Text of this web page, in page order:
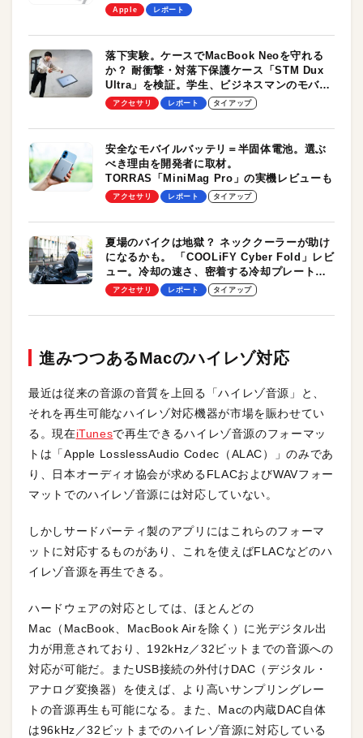
Apple レポート
落下実験。ケースでMacBook Neoを守れる
か？ 耐衝撃・対落下保護ケース「STM Dux
Ultra」を検証。学生、ビジネスマンのモバイ
ルユースに最適！
アクセサリ レポート タイアップ
安全なモバイルバッテリ＝半固体電池。選ぶ
べき理由を開発者に取材。
TORRAS「MiniMag Pro」の実機レビューも
アクセサリ レポート タイアップ
夏場のバイクは地獄？ ネッククーラーが助け
になるかも。 「COOLiFY Cyber Fold」レビ
ュー。冷却の速さ、密着する冷却プレート、
シンプルな操作性がグッド！
アクセサリ レポート タイアップ
進みつつあるMacのハイレゾ対応
最近は従来の音源の音質を上回る「ハイレゾ音源」と、
それを再生可能なハイレゾ対応機器が市場を賑わせてい
る。現在iTunesで再生できるハイレゾ音源のフォーマッ
トは「Apple LosslessAudio Codec（ALAC）」のみであ
り、日本オーディオ協会が求めるFLACおよびWAVフォー
マットでのハイレゾ音源には対応していない。
しかしサードパーティ製のアプリにはこれらのフォーマ
ットに対応するものがあり、これを使えばFLACなどのハ
イレゾ音源を再生できる。
ハードウェアの対応としては、ほとんどの
Mac（MacBook、MacBook Airを除く）に光デジタル出
力が用意されており、192kHz／32ビットまでの音源への
対応が可能だ。またUSB接続の外付けDAC（デジタル・
アナログ変換器）を使えば、より高いサンプリングレー
トの音源再生も可能になる。また、Macの内蔵DAC自体
は96kHz／32ビットまでのハイレゾ音源に対応している